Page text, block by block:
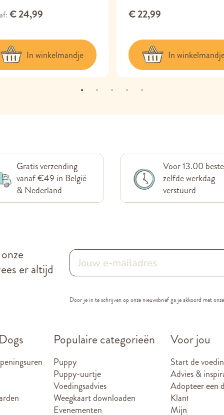
€ 24,99
In winkelmandje
€ 22,99
In
Gratis verzending
vanaf €49 in België
& Nederland
Voor 13.00
zelfde werkdag
verstuurd
er altijd
Door je in te schrijven op onze nieuwsbrief ga je akkoord met onze
Populaire categorieën
Puppy
Puppy-uurtje
Voedingsadvies
Weegkaart downloaden
Evenementen
Voor jou
Start de
Advies &
Adopteer een
Klantenkaart
Mijn account